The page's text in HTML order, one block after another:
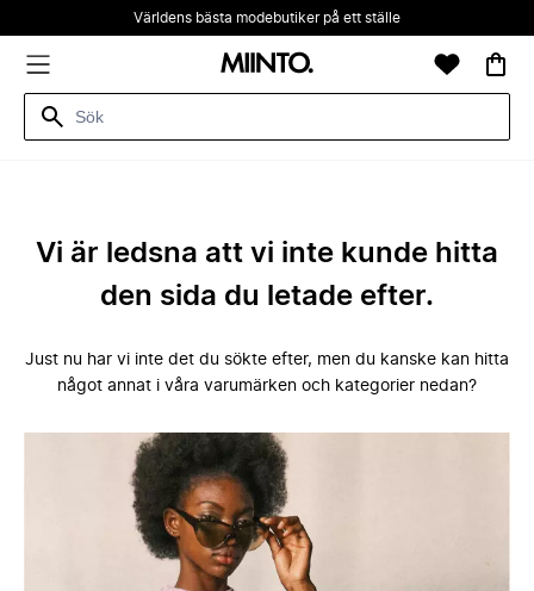
Världens bästa modebutiker på ett ställe
Vi är ledsna att vi inte kunde hitta
den sida du letade efter.
Just nu har vi inte det du sökte efter, men du kanske kan hitta
något annat i våra varumärken och kategorier nedan?